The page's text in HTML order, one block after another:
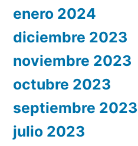
enero 2024
diciembre 2023
noviembre 2023
octubre 2023
septiembre 2023
julio 2023